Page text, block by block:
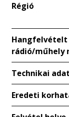
Régió
rádió/műhely
Technikai
Eredeti